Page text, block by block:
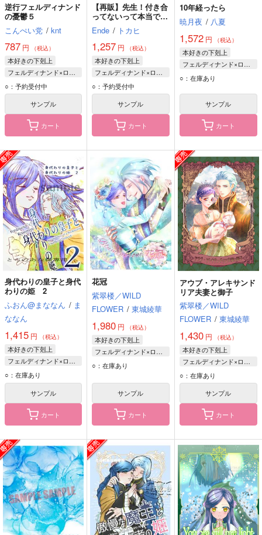
逆行フェルディナンド
の憂鬱５
こんぺい党 / knt
787 円 （税込）
本好きの下剋上
フェルディナンド×ローゼマイン
フェルディナンド
ローゼマイン
○：予約受付中
サンプル
カート
【再販】先生！付き合
ってないって本当です
か？
Ende / トカヒ
1,257 円 （税込）
本好きの下剋上
フェルディナンド×ローゼマイン
フェルディナンド
ローゼマイン
○：予約受付中
サンプル
カート
10年経ったら
暁月夜 / 八夏
1,572円 （税込）
本好きの下剋上
フェルディナンド×ローゼマイン
ローゼマイン
○：在庫あり
サンプル
カート
身代わりの皇子と身代
わりの姫 2
ふおん@まななん / ま
ななん
1,415 円 （税込）
本好きの下剋上
フェルディナンド×ローゼマイン
フェルディナンド
ローゼマイン
○：在庫あり
サンプル
カート
花冠
紫翠楼／WILD
FLOWER / 東城綾華
1,980 円 （税込）
本好きの下剋上
フェルディナンド×ローゼマイン
フェルディナンド
○：在庫あり
サンプル
カート
アウブ・アレキサンド
リア夫妻と御子
紫翠楼／WILD
FLOWER / 東城綾華
1,430円 （税込）
本好きの下剋上
フェルディナンド×ローゼマイン
フェルディナンド
ローゼマイン
○：在庫あり
サンプル
カート